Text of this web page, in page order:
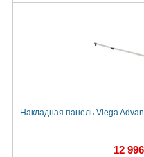
Накладная панель Viega
12